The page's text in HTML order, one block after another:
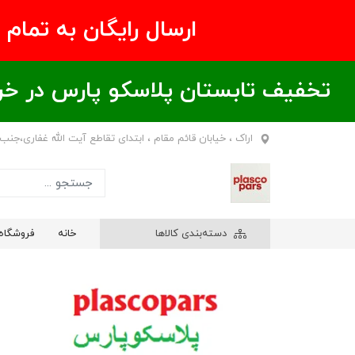
ارسال رایگان به تمام نقاط
تخفیف تابستان پلاسکو پارس در خریدهای بالای ۶00 هزار تومان /
اراک ، خیابان قائم مقام ، ابتدای تقاطع آیت الله
دسته‌بندی کالاها خانه